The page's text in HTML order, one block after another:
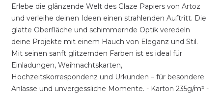
Erlebe die glänzende Welt des Glaze Papiers von Artoz
und verleihe deinen Ideen einen strahlenden Auftritt. Die
glatte Oberfläche und schimmernde Optik veredeln
deine Projekte mit einem Hauch von Eleganz und Stil.
Mit seinen sanft glitzernden Farben ist es ideal für
Einladungen, Weihnachtskarten,
Hochzeitskorrespondenz und Urkunden – für besondere
Anlässe und unvergessliche Momente. - Karton 235g/m² -